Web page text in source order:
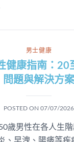
男士健康
健康指南：20
問題與解決方案
POSTED ON 07/07/2026
歲男性在各人生